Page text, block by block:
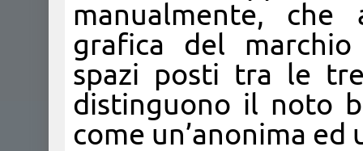
manualmente, che
grafica del marchio
spazi posti tra le
distinguono il noto
come un’anonima